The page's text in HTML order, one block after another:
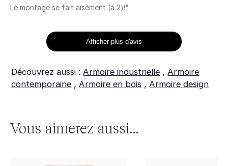
Le montage se fait aisément (à 2)!"
Afficher plus d'avis
Découvrez aussi : Armoire industrielle ,Armoire
contemporaine ,Armoire en bois ,Armoire design
Vous aimerez aussi...